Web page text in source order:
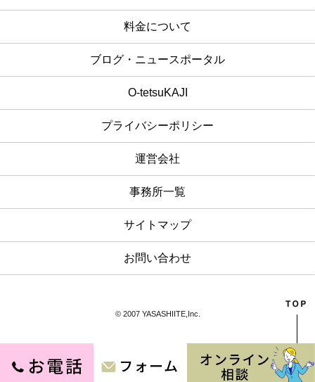
料金について
ブログ・ニュースポータル
O-tetsuKAJI
プライバシーポリシー
運営会社
事務所一覧
サイトマップ
お問い合わせ
© 2007 YASASHIITE,Inc.